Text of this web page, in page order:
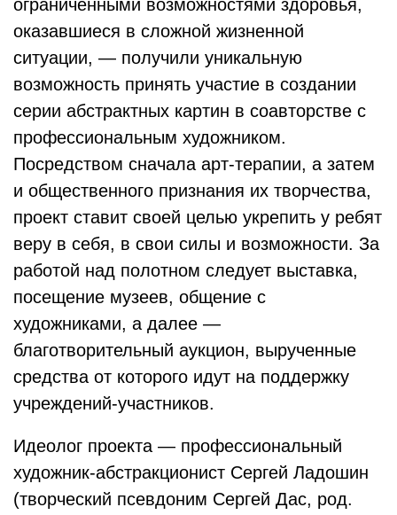
ограниченными возможностями здоровья,
оказавшиеся в сложной жизненной
ситуации, — получили уникальную
возможность принять участие в создании
серии абстрактных картин в соавторстве с
профессиональным художником.
Посредством сначала арт-терапии, а затем
и общественного признания их творчества,
проект ставит своей целью укрепить у ребят
веру в себя, в свои силы и возможности. За
работой над полотном следует выставка,
посещение музеев, общение с
художниками, а далее —
благотворительный аукцион, вырученные
средства от которого идут на поддержку
учреждений-участников.
Идеолог проекта — профессиональный
художник-абстракционист Сергей Ладошин
(творческий псевдоним Сергей Дас, род.